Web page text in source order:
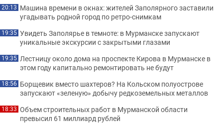
20:13 Машина времени в окнах: жителей Заполярного заставили
угадывать родной город по ретро-снимкам
19:35 Увидеть Заполярье в темноте: в Мурманске запускают
уникальные экскурсии с закрытыми глазами
19:35 Лестницу около дома на проспекте Кирова в Мурманске в
этом году капитально ремонтировать не будут
18:56 Борщевик вместо шахтеров? На Кольском полуострове
запускают «зеленую» добычу редкоземельных металлов
18:33 Объем строительных работ в Мурманской области
превысил 61 миллиард рублей